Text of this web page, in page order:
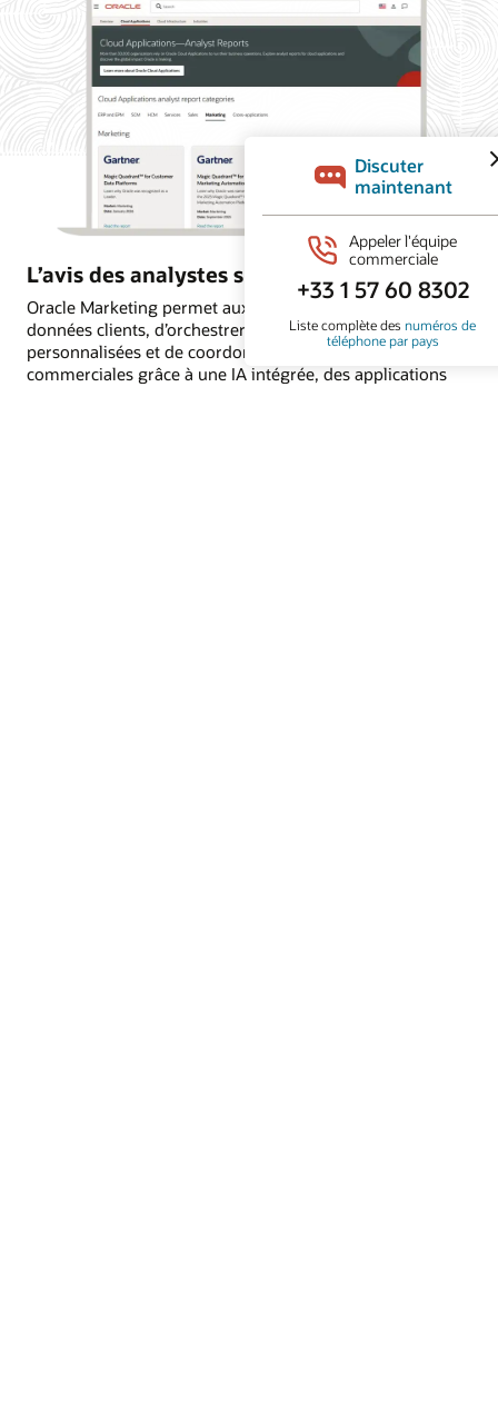
L’avis des analystes sur Oracle Marketing
Oracle Marketing permet aux organisations d’unifier les
données clients, d’orchestrer des campagnes
personnalisées et de coordonner les actions marketing et
commerciales grâce à une IA intégrée, des applications